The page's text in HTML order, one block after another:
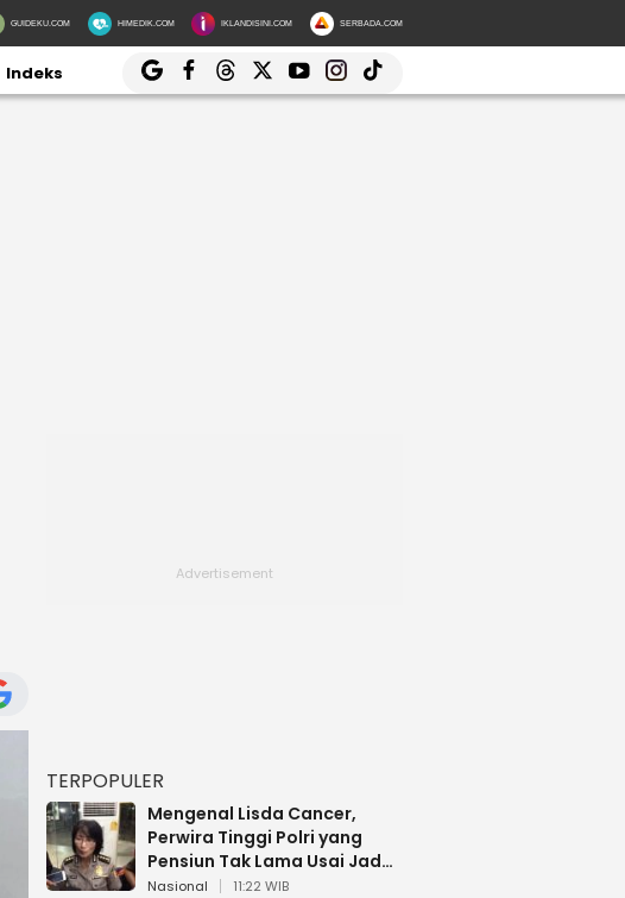
GUIDEKU.COM HIMEDIK.COM IKLANDISINI.COM SERBADA.COM
Indeks
TERPOPULER
Mengenal Lisda Cancer,
Perwira Tinggi Polri yang
Pensiun Tak Lama Usai Jadi
Brigjen
Nasional 11:22 WIB